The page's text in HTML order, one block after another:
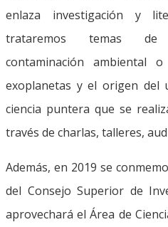
enlaza investigación y
trataremos temas de
contaminación ambiental
exoplanetas y el origen del
ciencia puntera que se
través de charlas, talleres,
Además, en 2019 se
del Consejo Superior de
aprovechará el Área de